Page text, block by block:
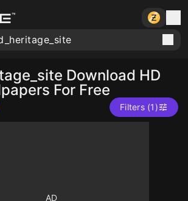
Download HD
For Free
Filters (1)